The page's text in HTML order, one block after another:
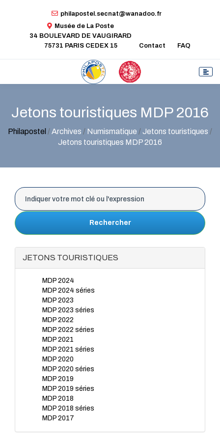
philapostel.secnat@wanadoo.fr
Musée de La Poste
34 BOULEVARD DE VAUGIRARD
75731 PARIS CEDEX 15
Contact FAQ
Jetons touristiques MDP 2016
Philapostel /Archives / Numismatique /Jetons touristiques /
Jetons touristiques MDP 2016
Rechercher
JETONS TOURISTIQUES
MDP 2024
MDP 2024 séries
MDP 2023
MDP 2023 séries
MDP 2022
MDP 2022 séries
MDP 2021
MDP 2021 séries
MDP 2020
MDP 2020 séries
MDP 2019
MDP 2019 séries
MDP 2018
MDP 2018 séries
MDP 2017